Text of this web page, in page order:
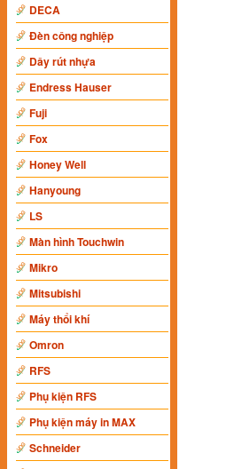
DECA
Đèn công nghiệp
Dây rút nhựa
Endress Hauser
Fuji
Fox
Honey Well
Hanyoung
LS
Màn hình Touchwin
Mikro
Mitsubishi
Máy thổi khí
Omron
RFS
Phụ kiện RFS
Phụ kiện máy in MAX
Schneider